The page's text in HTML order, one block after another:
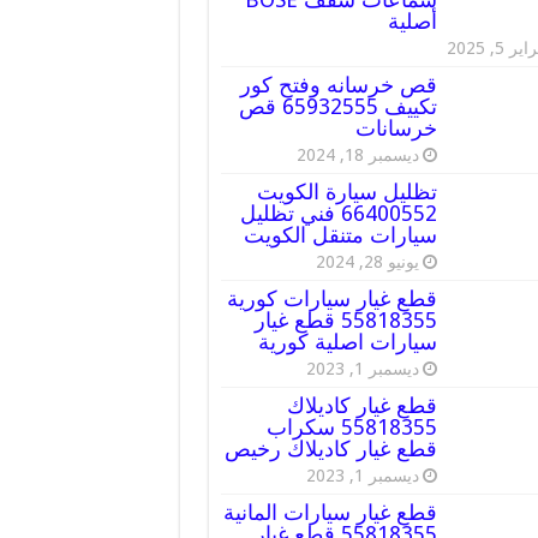
أصلية
5, 2025
قص خرسانه وفتح كور
تكييف 65932555 قص
خرسانات
ديسمبر 18, 2024
تظليل سيارة الكويت
66400552 فني تظليل
سيارات متنقل الكويت
يونيو 28, 2024
قطع غيار سيارات كورية
55818355 قطع غيار
سيارات اصلية كورية
ديسمبر 1, 2023
قطع غيار كاديلاك
55818355 سكراب
قطع غيار كاديلاك رخيص
ديسمبر 1, 2023
قطع غيار سيارات المانية